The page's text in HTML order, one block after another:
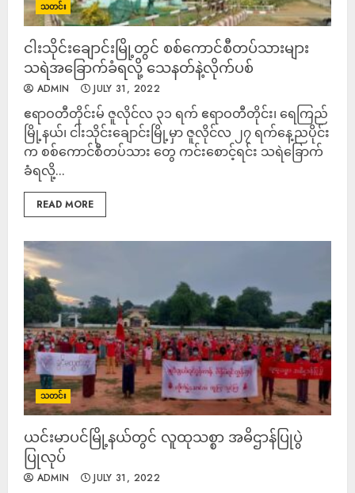
သတင်း
ငါးသိုင်းချောင်းမြို့တွင် စစ်ကောင်စီတပ်သားများ
သရဲအခြောက်ခံရလို့ သေနတ်နဲ့လိုက်ပစ်
ADMIN JULY 31, 2022
ဧရာဝတီတိုင်းမ် ဇူလိုင်လ ၃၁ ရက် ဧရာဝတီတိုင်း၊ ရေကြည်
မြို့နယ်၊ ငါးသိုင်းချောင်းမြို့မှာ ဇူလိုင်လ ၂၇ ရက်နေ့ညပိုင်း
က စစ်ကောင်စီတပ်သား တွေ ကင်းစောင့်ရင်း သရဲခြောက်
ခံရလို့...
READ MORE
သတင်း
ယင်းမာပင်မြို့နယ်တွင် လူထုသစ္စာ အဓိဌာန်ပြုပွဲ
ပြုလုပ်
ADMIN JULY 31, 2022